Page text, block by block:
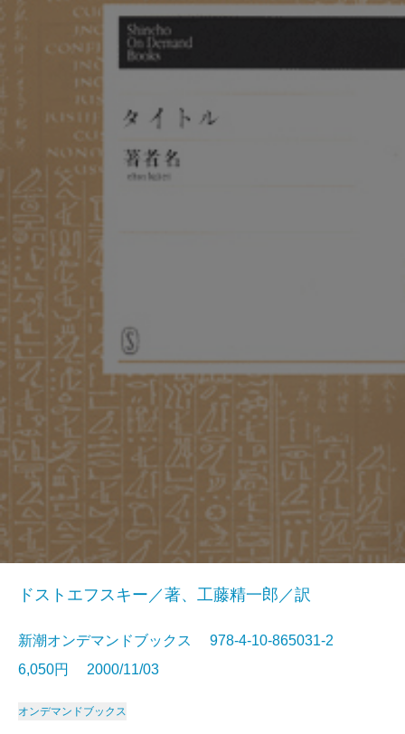
ドストエフスキー／著、工藤精一郎／訳
新潮オンデマンドブックス 978-4-10-865031-2
6,050円 2000/11/03
オンデマンドブックス